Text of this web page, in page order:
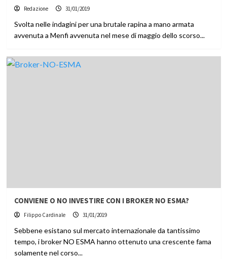
Redazione 31/01/2019
Svolta nelle indagini per una brutale rapina a mano armata
avvenuta a Menfi avvenuta nel mese di maggio dello scorso...
CONVIENE O NO INVESTIRE CON I BROKER NO ESMA?
Filippo Cardinale 31/01/2019
Sebbene esistano sul mercato internazionale da tantissimo
tempo, i broker NO ESMA hanno ottenuto una crescente fama
solamente nel corso...